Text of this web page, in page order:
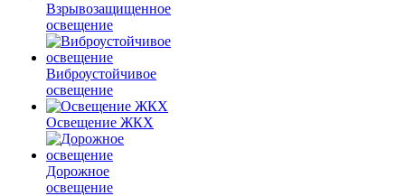
Взрывозащищенное
освещение
Виброустойчивое
освещение
Освещение ЖКХ
Дорожное
освещение